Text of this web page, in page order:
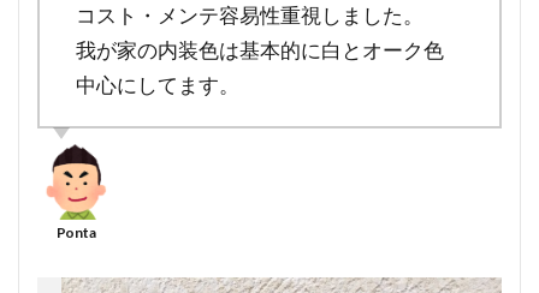
コスト・メンテ容易性重視しました。
我が家の内装色は基本的に白とオーク色
中心にしてます。